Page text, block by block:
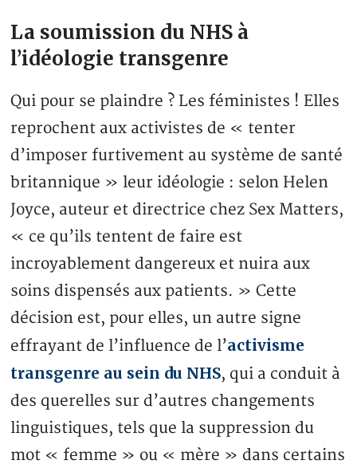
La soumission du NHS à
l’idéologie transgenre
Qui pour se plaindre ? Les féministes ! Elles
reprochent aux activistes de « tenter
d’imposer furtivement au système de santé
britannique » leur idéologie : selon Helen
Joyce, auteur et directrice chez Sex Matters,
« ce qu’ils tentent de faire est
incroyablement dangereux et nuira aux
soins dispensés aux patients. » Cette
décision est, pour elles, un autre signe
effrayant de l’influence de l’activisme
transgenre au sein du NHS, qui a conduit à
des querelles sur d’autres changements
linguistiques, tels que la suppression du
mot « femme » ou « mère » dans certains